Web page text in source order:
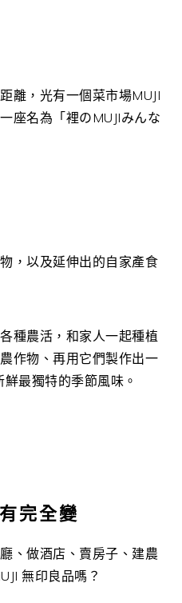
離，光有一個菜市場MUJI
座名為「裡のMUJIみんな
，以及延伸出的自家產食
種農活，和家人一起種植
作物、再用它們製作出一
最獨特的季節風味。
完全變
、做酒店、賣房子、建農
無印良品嗎？